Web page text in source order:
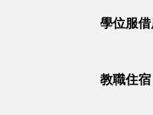
學位服
教職住宿